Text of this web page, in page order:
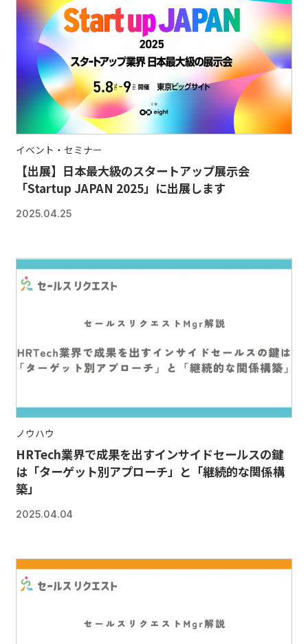
イベント・セミナー
【出展】日本最大級のスタートアップ展示会
「Startup JAPAN 2025」に出展します
2025.04.25
ノウハウ
HRTech業界で成果を出すインサイドセールスの鍵
は「ターゲット別アプローチ」と「継続的な関係構
築」
2025.04.04